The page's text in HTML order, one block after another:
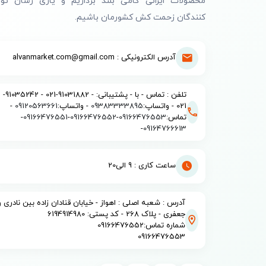
کنندگان زحمت کش کشورمان باشیم.
آدرس الکترونیکی : alvanmarket.com@gmail.com
تلفن : تماس - با - پشتیبانی: - 91031882-021 - 91035242-
021 - واتساپ:
09383333895 - واتساپ:09120563661
-
تماس:09166476553
-
09166476552
-
09166476551
-
09164766613
-
ساعت کاری : 9 الی20
آدرس : شعبه اصلی : اهواز - خیابان قنادان زاده بین نادری
جعفری - پلاک 268 - کد پستی: 6194914980
شماره تماس:09166476552
09166476553